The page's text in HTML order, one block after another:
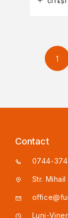
1
Contact
0744-
Str.
Luni-